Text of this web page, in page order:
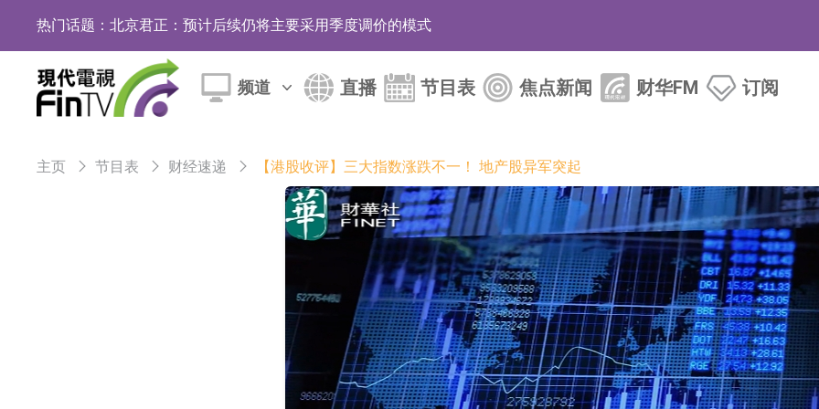
热门话题： 北京君正：预计后续仍将主要采用季度调价的模式
【异动股】汽车整车板块下挫，北汽蓝谷(600733.CN)跌6.38%
【异动股】港股涨幅榜前十，生物系统工程股权(02902.HK)涨+231.25%，中国智能健康(00348.HK)涨
【异动股】昨日打二板以上表现板块拉升，欣天科技(300615.CN)涨19.97%
【异动股】港股跌幅榜前十，天瑞汽车内饰(06162.HK)跌18.00%，德信服务集团(02215.HK)跌16.33%
【异动股】港股涨幅榜前十，中国智能健康(00348.HK)涨+93.33%，上善黄金(01939.HK)涨+40.54%
COMMUNE幻师在香港开设旗舰店 拓展海外市场
香港交易所：委任何洸毅为董事总经理及集团战略主管
【异动股】港股跌幅榜前十，谊和股份(01703.HK)跌80.71%，天瑞汽车内饰(06162.HK)跌62.50%
【异动股】港股涨幅榜前十，辰兴发展(02286.HK)涨+263.21%，德合集团(00368.HK)涨+163.89%
频道 直播 节目表 焦点新闻 财华FM 订阅
主页 节目表 财经速递 【港股收评】三大指数涨跌不一！ 地产股异军突起